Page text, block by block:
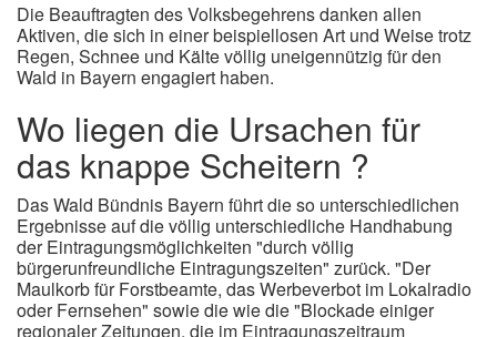
Die Beauftragten des Volksbegehrens danken allen
Aktiven, die sich in einer beispiellosen Art und Weise trotz
Regen, Schnee und Kälte völlig uneigennützig für den
Wald in Bayern engagiert haben.
Wo liegen die Ursachen für
das knappe Scheitern ?
Das Wald Bündnis Bayern führt die so unterschiedlichen
Ergebnisse auf die völlig unterschiedliche Handhabung
der Eintragungsmöglichkeiten "durch völlig
bürgerunfreundliche Eintragungszeiten" zurück. "Der
Maulkorb für Forstbeamte, das Werbeverbot im Lokalradio
oder Fernsehen" sowie die wie die "Blockade einiger
regionaler Zeitungen, die im Eintragungszeitraum